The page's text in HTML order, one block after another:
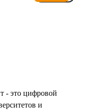
- это цифровой
и